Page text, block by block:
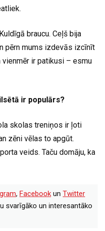
braucu. Ceļš bija
pērn mums izdevās izcīnīt
ir patikusi – esmu
ir populārs?
skolas treniņos ir ļoti
zēni vēlas to apgūt.
veids. Taču domāju, ka
, Facebook un Twitter
svarīgāko un interesantāko